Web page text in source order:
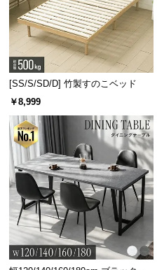
[SS/S/SD/D] 竹製すのこベッド
￥8,999